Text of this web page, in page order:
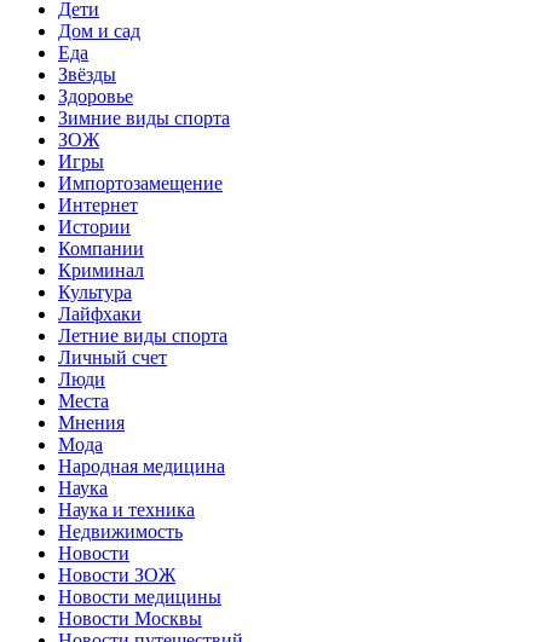
Дети
Дом и сад
Еда
Звёзды
Здоровье
Зимние виды спорта
ЗОЖ
Игры
Импортозамещение
Интернет
Истории
Компании
Криминал
Культура
Лайфхаки
Летние виды спорта
Личный счет
Люди
Места
Мнения
Мода
Народная медицина
Наука
Наука и техника
Недвижимость
Новости
Новости ЗОЖ
Новости медицины
Новости Москвы